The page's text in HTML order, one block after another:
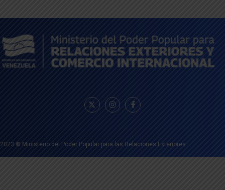
2023 © Ministerio del Poder Popular para las Relaciones Exteriores